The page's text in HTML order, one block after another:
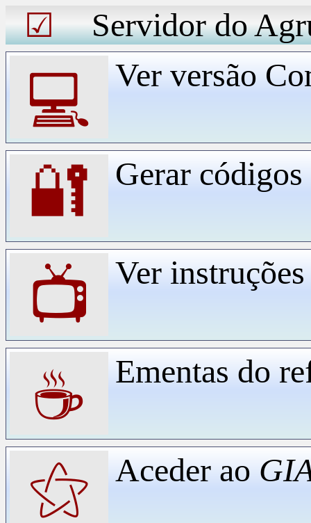
☑ Servidor do
💻 Ver versão
🔐 Gerar
📺 Ver
☕ Ementas do
⚝ Aceder ao